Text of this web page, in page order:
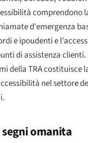
comprendono
d'emergenza
e ipoudenti e
di assistenza clienti.
della TRA costituisce
nel settore
omanita